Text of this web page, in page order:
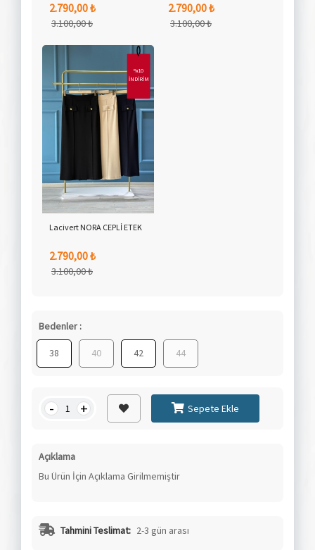
2.790,00 ₺
3.100,00 ₺
2.790,00 ₺
3.100,00 ₺
%10
İNDİRİM
Lacivert NORA CEPLİ ETEK
2.790,00 ₺
3.100,00 ₺
Bedenler :
38 40 42 44
- + Sepete Ekle
Açıklama
Bu Ürün İçin Açıklama Girilmemiştir
Tahmini Teslimat: 2-3 gün arası